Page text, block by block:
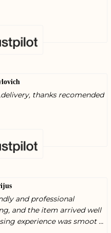
thanks recomended
and professional
and the item arrived well
experience was smoot ...